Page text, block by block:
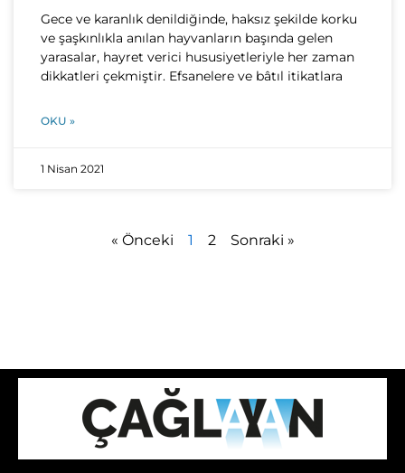
Gece ve karanlık denildiğinde, haksız şekilde korku
ve şaşkınlıkla anılan hayvanların başında gelen
yarasalar, hayret verici hususiyetleriyle her zaman
dikkatleri çekmiştir. Efsanelere ve bâtıl itikatlara
OKU »
1 Nisan 2021
« Önceki 1 2 Sonraki »